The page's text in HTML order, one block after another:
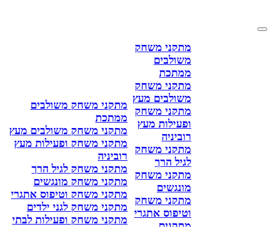
מתקני משחק
משולבים
ממתכת
מתקני משחק
משולבים מעץ
מתקני משחק
ופעילות מעץ
רוביניה
מתקני משחק
לגיל הרך
מתקני משחק
מונגשים
מתקני משחק
וטיפוס אתגרי
מתקני משחק משולבים
ממתכת
מתקני משחק משולבים מעץ
מתקני משחק ופעילות מעץ
רוביניה
מתקני משחק לגיל הרך
מתקני משחק מונגשים
מתקני משחק וטיפוס אתגרי
מתקני משחק לגני ילדים
מתקני משחק ופעילות לבתי